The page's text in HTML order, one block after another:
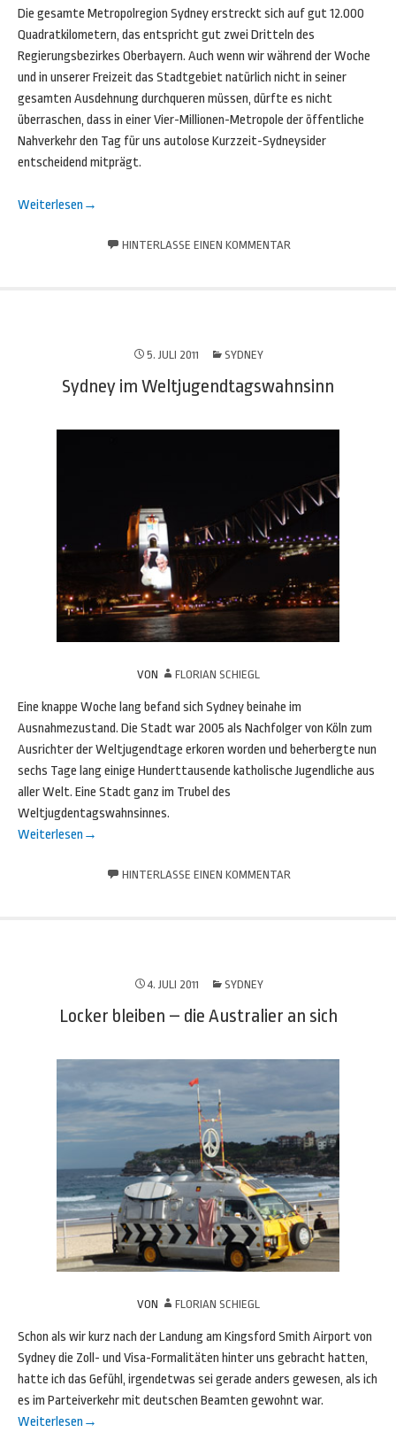
Die gesamte Metropolregion Sydney erstreckt sich auf gut 12.000
Quadratkilometern, das entspricht gut zwei Dritteln des
Regierungsbezirkes Oberbayern. Auch wenn wir während der Woche
und in unserer Freizeit das Stadtgebiet natürlich nicht in seiner
gesamten Ausdehnung durchqueren müssen, dürfte es nicht
überraschen, dass in einer Vier-Millionen-Metropole der öffentliche
Nahverkehr den Tag für uns autolose Kurzzeit-Sydneysider
entscheidend mitprägt.
Weiterlesen →
HINTERLASSE EINEN KOMMENTAR
5. JULI 2011 SYDNEY
Sydney im Weltjugendtagswahnsinn
VON FLORIAN SCHIEGL
Eine knappe Woche lang befand sich Sydney beinahe im
Ausnahmezustand. Die Stadt war 2005 als Nachfolger von Köln zum
Ausrichter der Weltjugendtage erkoren worden und beherbergte nun
sechs Tage lang einige Hunderttausende katholische Jugendliche aus
aller Welt. Eine Stadt ganz im Trubel des
Weltjugdentagswahnsinnes.
Weiterlesen →
HINTERLASSE EINEN KOMMENTAR
4. JULI 2011 SYDNEY
Locker bleiben – die Australier an sich
VON FLORIAN SCHIEGL
Schon als wir kurz nach der Landung am Kingsford Smith Airport von
Sydney die Zoll- und Visa-Formalitäten hinter uns gebracht hatten,
hatte ich das Gefühl, irgendetwas sei gerade anders gewesen, als ich
es im Parteiverkehr mit deutschen Beamten gewohnt war.
Weiterlesen →